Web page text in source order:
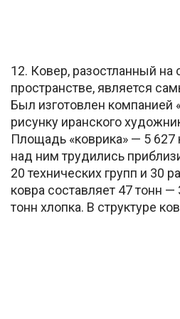
12. Ковер, разостланный
пространстве, является
Был изготовлен компанией
рисунку иранского
Площадь «коврика» — 5 627
над ним трудились
20 технических групп и 30
ковра составляет 47 тонн
тонн хлопка. В структуре